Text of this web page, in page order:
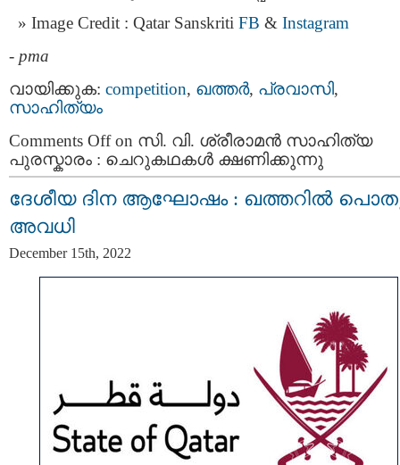
Image Credit : Qatar Sanskriti FB & Instagram
- pma
വായിക്കുക: competition, ഖത്തര്‍, പ്രവാസി,
സാഹിത്യം
Comments Offon സി. വി. ശ്രീരാമൻ സാഹിത്യ
പുരസ്കാരം : ചെറുകഥകൾ ക്ഷണിക്കുന്നു
ദേശീയ ദിന ആഘോഷം : ഖത്തറിൽ
അവധി
December 15th, 2022